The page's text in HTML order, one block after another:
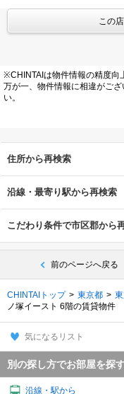
この
※CHINTAIは物件情報の精度向
万が一、物件情報に相違がござ
い。
住所から再検索
沿線・最寄り駅から再検索
こだわり条件で市区郡から
前のページへ戻る
CHINTAIトップ 東京都
ノ塚イースト 6階の賃貸物件
気になるリスト
別の探し方でお部屋を探
沿線・駅から